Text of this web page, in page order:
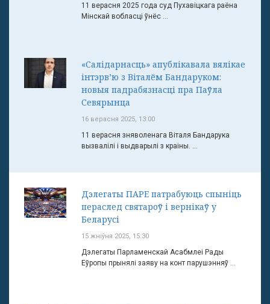
11 верасня 2025 года суд Пухавіцкага раёна
Мінскай вобласці ўнёс ...
«Салідарнасць» апублікавала вялікае
інтэрв’ю з Віталём Бандаруком:
новыя падрабязнасці пра Паўла
Севярынца
16 верасня 2025, 13:00
11 верасня зняволенага Віталя Бандарука
вызвалілі і выдварылі з краіны. ...
Дэлегаты ПАРЕ патрабуюць спыніць
пераслед святароў і вернікаў у
Беларусі
15 жніўня 2025, 15:30
Дэлегаты Парламенскай Асабмлеі Рады
Еўропы прынялі заяву на конт парушэнняў ...